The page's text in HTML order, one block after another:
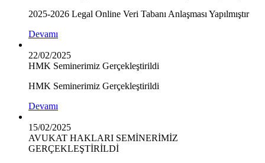
2025-2026 Legal Online Veri Tabanı Anlaşması Yapılmıştır
Devamı
22/02/2025
HMK Seminerimiz Gerçekleştirildi
HMK Seminerimiz Gerçekleştirildi
Devamı
15/02/2025
AVUKAT HAKLARI SEMİNERİMİZ
GERÇEKLEŞTİRİLDİ